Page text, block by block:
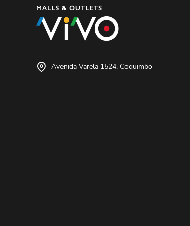
Avenida Varela 1524, Coquimbo